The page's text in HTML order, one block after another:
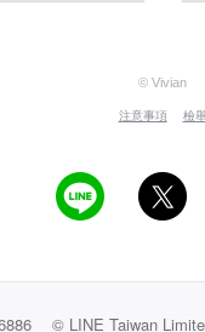
© Vivian
注意事項 檢
© LINE Taiwan